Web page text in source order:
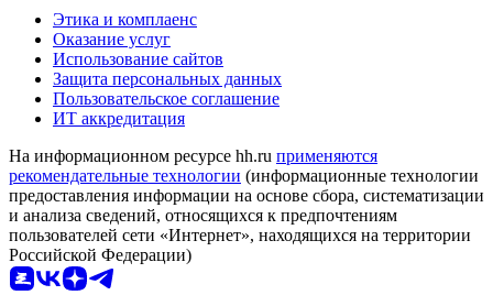
Этика и комплаенс
Оказание услуг
Использование сайтов
Защита персональных данных
Пользовательское соглашение
ИТ аккредитация
На информационном ресурсе hh.ru применяются
рекомендательные технологии (информационные технологии
предоставления информации на основе сбора, систематизации
и анализа сведений, относящихся к предпочтениям
пользователей сети «Интернет», находящихся на территории
Российской Федерации)